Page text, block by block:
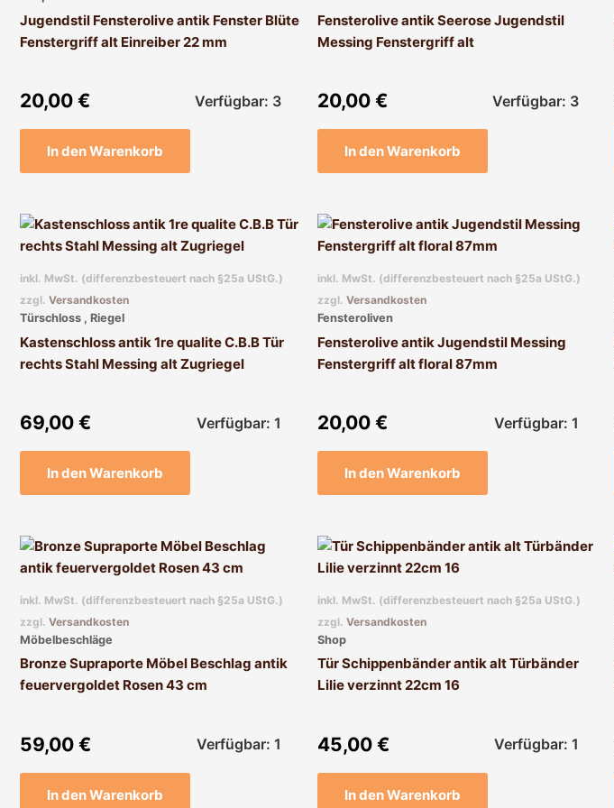
Jugendstil Fensterolive antik Fenster Blüte
Fenstergriff alt Einreiber 22 mm
20,00 € Verfügbar: 3
In den Warenkorb
Fensterolive antik Seerose Jugendstil
Messing Fenstergriff alt
20,00 € Verfügbar: 3
In den Warenkorb
inkl. MwSt. (differenzbesteuert nach §25a UStG.)
zzgl. Versandkosten
Türschloss , Riegel
Kastenschloss antik 1re qualite C.B.B Tür
rechts Stahl Messing alt Zugriegel
69,00 € Verfügbar: 1
In den Warenkorb
inkl. MwSt. (differenzbesteuert nach §25a UStG.)
zzgl. Versandkosten
Fensteroliven
Fensterolive antik Jugendstil Messing
Fenstergriff alt floral 87mm
20,00 € Verfügbar: 1
In den Warenkorb
inkl. MwSt. (differenzbesteuert nach §25a UStG.)
zzgl. Versandkosten
Möbelbeschläge
Bronze Supraporte Möbel Beschlag antik
feuervergoldet Rosen 43 cm
59,00 € Verfügbar: 1
In den Warenkorb
inkl. MwSt. (differenzbesteuert nach §25a UStG.)
zzgl. Versandkosten
Shop
Tür Schippenbänder antik alt Türbänder
Lilie verzinnt 22cm 16
45,00 € Verfügbar: 1
In den Warenkorb